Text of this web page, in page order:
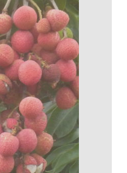
de
sérieux
l’image